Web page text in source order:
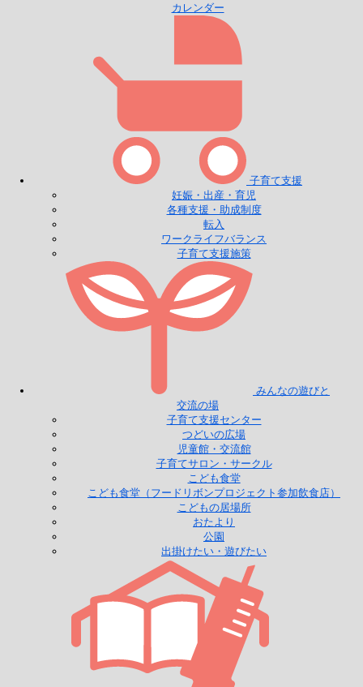
カレンダー
子育て支援
妊娠・出産・育児
各種支援・助成制度
転入
ワークライフバランス
子育て支援施策
みんなの遊びと
交流の場
子育て支援センター
つどいの広場
児童館・交流館
子育てサロン・サークル
こども食堂
こども食堂（フードリボンプロジェクト参加飲食店）
こどもの居場所
おたより
公園
出掛けたい・遊びたい